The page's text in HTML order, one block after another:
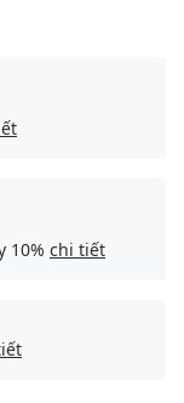
10% chi tiết